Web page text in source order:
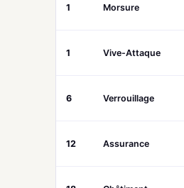
1 Morsure
1 Vive-Attaque
6 Verrouillage
12 Assurance